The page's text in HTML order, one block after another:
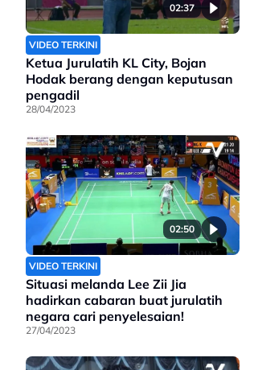
02:37
VIDEO TERKINI
Ketua Jurulatih KL City, Bojan
Hodak berang dengan keputusan
pengadil
28/04/2023
02:50
VIDEO TERKINI
Situasi melanda Lee Zii Jia
hadirkan cabaran buat jurulatih
negara cari penyelesaian!
27/04/2023